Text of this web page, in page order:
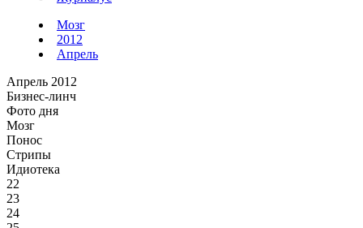
Мозг
2012
Апрель
Апрель 2012
Бизнес-линч
Фото дня
Мозг
Понос
Стрипы
Идиотека
22
23
24